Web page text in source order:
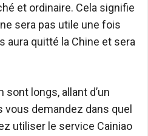
et ordinaire. Cela signifie
sera pas utile une fois
aura quitté la Chine et sera
sont longs, allant d’un
vous demandez dans quel
utiliser le service Cainiao